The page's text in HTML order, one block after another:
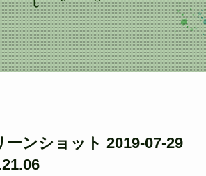
ーンショット 2019-07-29